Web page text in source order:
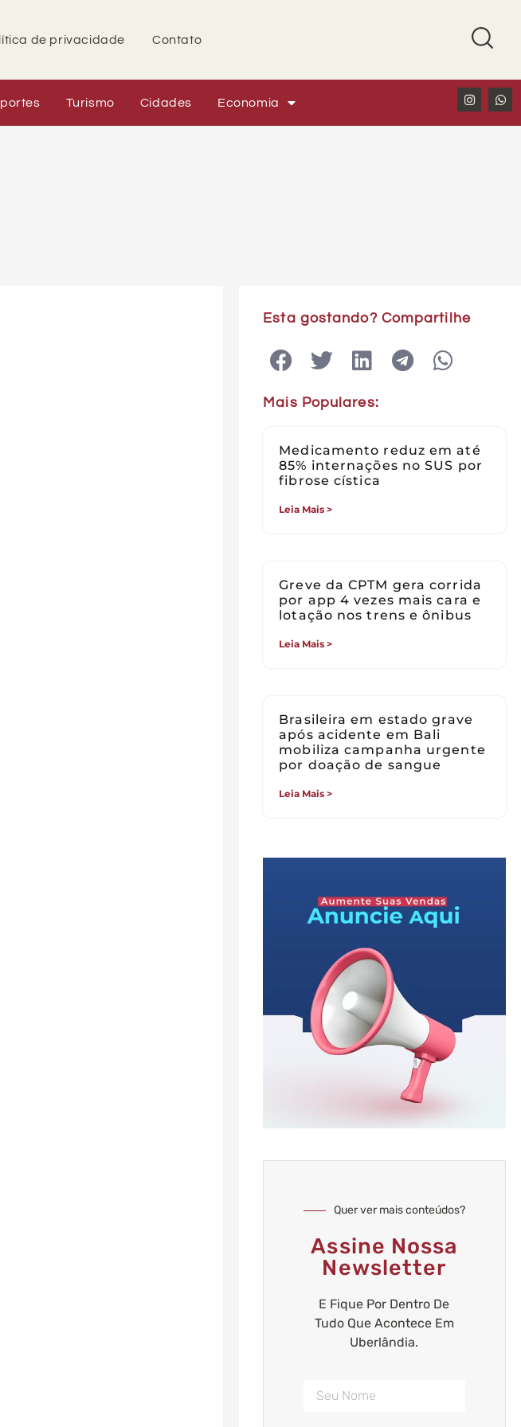
de privacidade Contato
Turismo Cidades Economia
Esta gostando? Compartilhe
Mais Populares:
Medicamento reduz em até
85% internações no SUS por
fibrose cística
Leia Mais >
Greve da CPTM gera corrida
por app 4 vezes mais cara e
lotação nos trens e ônibus
Leia Mais >
Brasileira em estado grave
após acidente em Bali
mobiliza campanha urgente
por doação de sangue
Leia Mais >
Quer ver mais conteúdos?
Assine Nossa
Newsletter
E Fique Por Dentro De
Tudo Que Acontece Em
Uberlândia.